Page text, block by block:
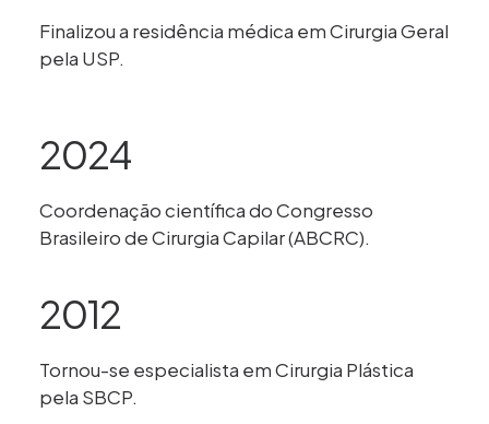
Finalizou a residência médica em Cirurgia Geral
pela USP.
2024
Coordenação científica do Congresso
Brasileiro de Cirurgia Capilar (ABCRC).
2012
Tornou-se especialista em Cirurgia Plástica
pela SBCP.